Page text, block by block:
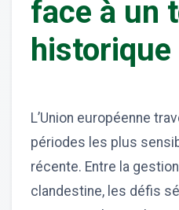
face à un
historique
L’Union européenne
périodes les plus
récente. Entre la
clandestine, les défis